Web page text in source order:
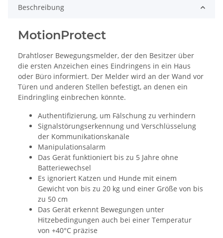
Beschreibung
MotionProtect
Drahtloser Bewegungsmelder, der den Besitzer über
die ersten Anzeichen eines Eindringens in ein Haus
oder Büro informiert. Der Melder wird an der Wand vor
Türen und anderen Stellen befestigt, an denen ein
Eindringling einbrechen könnte.
Authentifizierung, um Fälschung zu verhindern
Signalstörungserkennung und Verschlüsselung
der Kommunikationskanäle
Manipulationsalarm
Das Gerät funktioniert bis zu 5 Jahre ohne
Batteriewechsel
Es ignoriert Katzen und Hunde mit einem
Gewicht von bis zu 20 kg und einer Größe von bis
zu 50 cm
Das Gerät erkennt Bewegungen unter
Hitzebedingungen auch bei einer Temperatur
von +40°C präzise